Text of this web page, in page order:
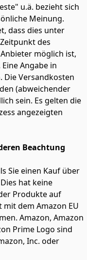
Tragekomfort:
von 95%
Kleid Damen
Elastizität. Das
und fällt fließend,
gewährleistet
leicht an warmen
Ob lässig mit
oder schick mit
für eine
damen
Anlässen
Das
eine ideale Länge,
ist. Die lockere
schmeichelt
und die stilvolle
ist nicht nur
Es ist
nach vielen
u.ä. bezieht sich
Meinung.
dass dies unter
des
möglich ist,
Angabe in
Die Versandkosten
(abweichender
sein. Es gelten die
angezeigten
Beachtung
Sie einen Kauf über
hat keine
Produkte auf
dem Amazon EU
Amazon, Amazon
Prime Logo sind
Inc. oder